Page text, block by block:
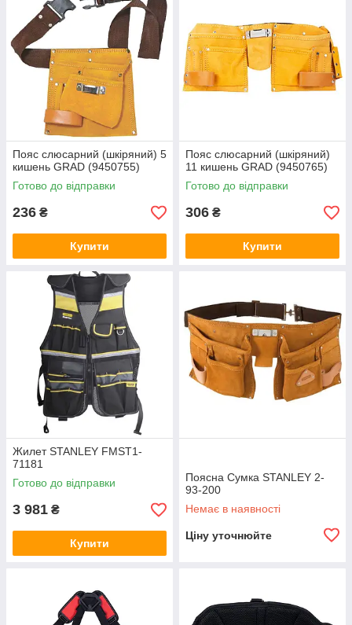
Пояс слюсарний (шкіряний) 5
кишень GRAD (9450755)
Готово до відправки
236 ₴
Купити
Пояс слюсарний (шкіряний)
11 кишень GRAD (9450765)
Готово до відправки
306 ₴
Купити
Жилет STANLEY FMST1-
71181
Готово до відправки
3 981 ₴
Купити
Поясна Сумка STANLEY 2-
93-200
Немає в наявності
Ціну уточнюйте